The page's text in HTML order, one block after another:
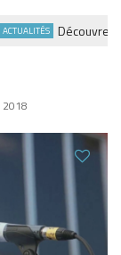
Découvre les